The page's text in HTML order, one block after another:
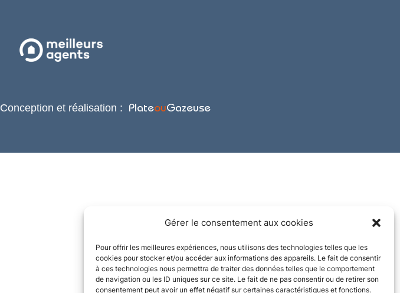
Gérer le consentement aux cookies
Pour offrir les meilleures expériences, nous utilisons des technologies telles que les
cookies pour stocker et/ou accéder aux informations des appareils. Le fait de consentir
à ces technologies nous permettra de traiter des données telles que le comportement
de navigation ou les ID uniques sur ce site. Le fait de ne pas consentir ou de retirer son
consentement peut avoir un effet négatif sur certaines caractéristiques et fonctions.
et réalisation : PlateouGazeuse